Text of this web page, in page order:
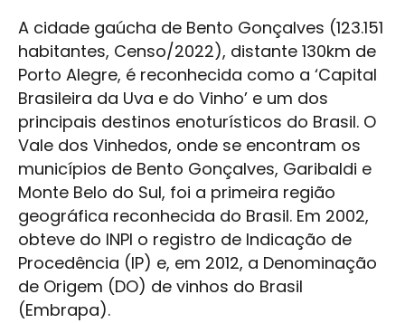
A cidade gaúcha de Bento Gonçalves (123.151
habitantes, Censo/2022), distante 130km de
Porto Alegre, é reconhecida como a ‘Capital
Brasileira da Uva e do Vinho’ e um dos
principais destinos enoturísticos do Brasil. O
Vale dos Vinhedos, onde se encontram os
municípios de Bento Gonçalves, Garibaldi e
Monte Belo do Sul, foi a primeira região
geográfica reconhecida do Brasil. Em 2002,
obteve do INPI o registro de Indicação de
Procedência (IP) e, em 2012, a Denominação
de Origem (DO) de vinhos do Brasil
(Embrapa).